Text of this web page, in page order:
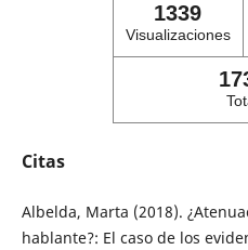
1339
Visualizaciones
Citas
Albelda, Marta (2018).
hablante?: El caso de los